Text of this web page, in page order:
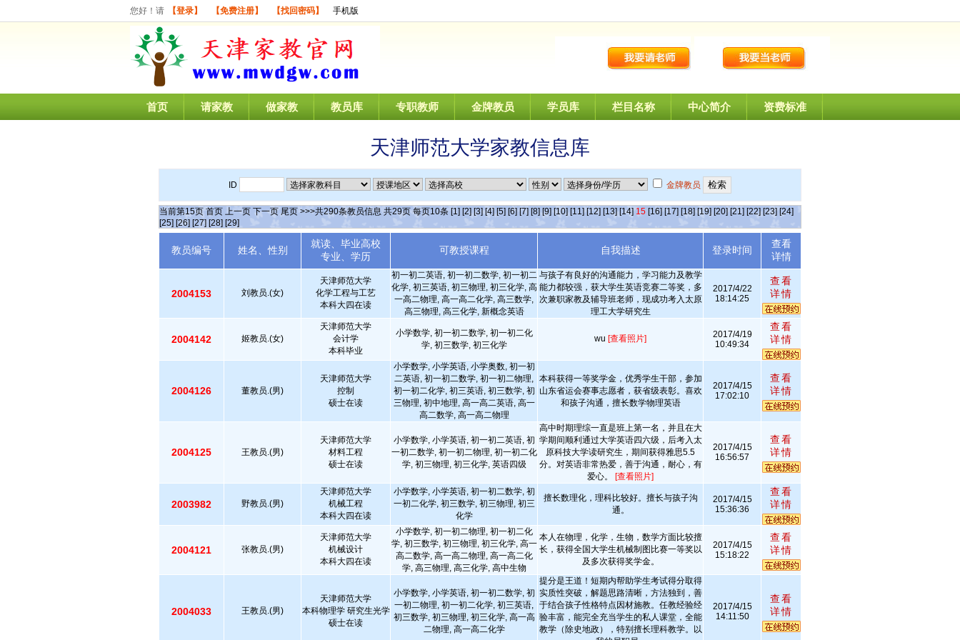
您好！请 【登录】 【免费注册】 【找回密码】 手机版
首页 请家教 做家教 教员库 专职教师 金牌教员 学员库 栏目名称 中心简介 资费标准
天津师范大学家教信息库
ID 金牌教员
当前第15页 首页 上一页 下一页 尾页 >>>共290条教员信息 共29页 每页10条 [1] [2] [3] [4] [5] [6] [7] [8] [9] [10] [11] [12] [13] [14] 15 [16] [17] [18] [19] [20] [21] [22] [23] [24]
[25] [26] [27] [28] [29]
教员编号 姓名、性别
就读、毕业高校
专业、学历
可教授课程 自我描述 登录时间
查看
详情
2004153 刘教员.(女)
天津师范大学
化学工程与工艺
本科大四在读
初一初二英语, 初一初二数学, 初一初二
化学, 初三英语, 初三物理, 初三化学, 高
一高二物理, 高一高二化学, 高三数学,
高三物理, 高三化学, 新概念英语
与孩子有良好的沟通能力，学习能力及教学
能力都较强，获大学生英语竞赛二等奖，多
次兼职家教及辅导班老师，现成功考入太原
理工大学研究生
2017/4/22
18:14:25
查看
详情
2004142 姬教员.(女)
天津师范大学
会计学
本科毕业
小学数学, 初一初二数学, 初一初二化
学, 初三数学, 初三化学
wu [查看照片]
2017/4/19
10:49:34
查看
详情
2004126 董教员.(男)
天津师范大学
控制
硕士在读
小学数学, 小学英语, 小学奥数, 初一初
二英语, 初一初二数学, 初一初二物理,
初一初二化学, 初三英语, 初三数学, 初
三物理, 初中地理, 高一高二英语, 高一
高二数学, 高一高二物理
本科获得一等奖学金，优秀学生干部，参加
山东省运会赛事志愿者，获省级表彰。喜欢
和孩子沟通，擅长数学物理英语
2017/4/15
17:02:10
查看
详情
2004125 王教员.(男)
天津师范大学
材料工程
硕士在读
小学数学, 小学英语, 初一初二英语, 初
一初二数学, 初一初二物理, 初一初二化
学, 初三物理, 初三化学, 英语四级
高中时期理综一直是班上第一名，并且在大
学期间顺利通过大学英语四六级，后考入太
原科技大学读研究生，期间获得雅思5.5
分。对英语非常热爱，善于沟通，耐心，有
爱心。 [查看照片]
2017/4/15
16:56:57
查看
详情
2003982 野教员.(男)
天津师范大学
机械工程
本科大四在读
小学数学, 小学英语, 初一初二数学, 初
一初二化学, 初三数学, 初三物理, 初三
化学
擅长数理化，理科比较好。擅长与孩子沟
通。
2017/4/15
15:36:36
查看
详情
2004121 张教员.(男)
天津师范大学
机械设计
本科大四在读
小学数学, 初一初二物理, 初一初二化
学, 初三数学, 初三物理, 初三化学, 高一
高二数学, 高一高二物理, 高一高二化
学, 高三物理, 高三化学, 高中生物
本人在物理，化学，生物，数学方面比较擅
长，获得全国大学生机械制图比赛一等奖以
及多次获得奖学金。
2017/4/15
15:18:22
查看
详情
2004033 王教员.(男)
天津师范大学
本科物理学 研究生光学
硕士在读
小学数学, 小学英语, 初一初二数学, 初
一初二物理, 初一初二化学, 初三英语,
初三数学, 初三物理, 初三化学, 高一高
二物理, 高一高二化学
提分是王道！短期内帮助学生考试得分取得
实质性突破，解题思路清晰，方法独到，善
于结合孩子性格特点因材施教。任教经验经
验丰富，能完全充当学生的私人课堂，全能
教学（除史地政），特别擅长理科教学。以
2017/4/15
14:11:50
查看
详情